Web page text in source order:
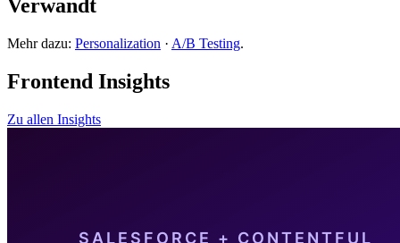
Verwandt
Mehr dazu: Personalization · A/B Testing.
Frontend Insights
Zu allen Insights